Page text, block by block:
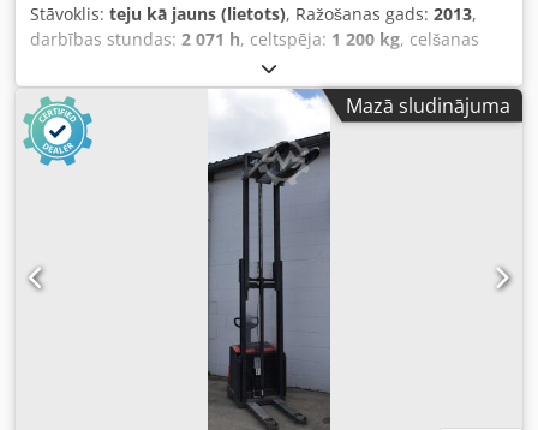
Stāvoklis: teju kā jauns (lietots), Ražošanas gads: 2013,
darbības stundas: 2 071 h, celtspēja: 1 200 kg, celšanas
, degvielas veids:
veids:duplekss, būvniecības augstums:2 020 mm,
Ražotājs + modelis: BT SWE 120 S Atex *EX* Mitrex 2D / 21.
zona Masts: 2F2850 ID: 23021.7904 Kategorija: Lietots
Masts: 2F2850 Paceltā augstums: 2020 mm Maksimālais
pacelšanas augstums: 2850 mm Dwodpfjzq T Nqjx Ab Tsa
Kravnesība: 1200 kg Ražošanas gads: 2013 Darba stundas:
2071 stunda Akumulators: JAUNS *24 V / 300 Ah*
Ražošanas gads: 2023 Papildu aprīkojums: ĪPAŠI unikāls
CONTRA kraujamais iekrāvējs EX izpildījumā!! *EX*
Mitrex!!!!! Sistēma = ATEX 94 / 9 / EK Gāzes grupa = IIIB
(nevadošs puteklis) Tips = 2D (paredzēts 21. zonai)
Temperatūras klase = T4 (135 °C) Aprīkots ar: - MAST FFL - 2
daļas - BRĪVI PIEVADĀMI, regulējami iekrāvēja dakšiņas -
PIEMĒROTS visu veidu palešu apstrādei
Mazā sludinājuma